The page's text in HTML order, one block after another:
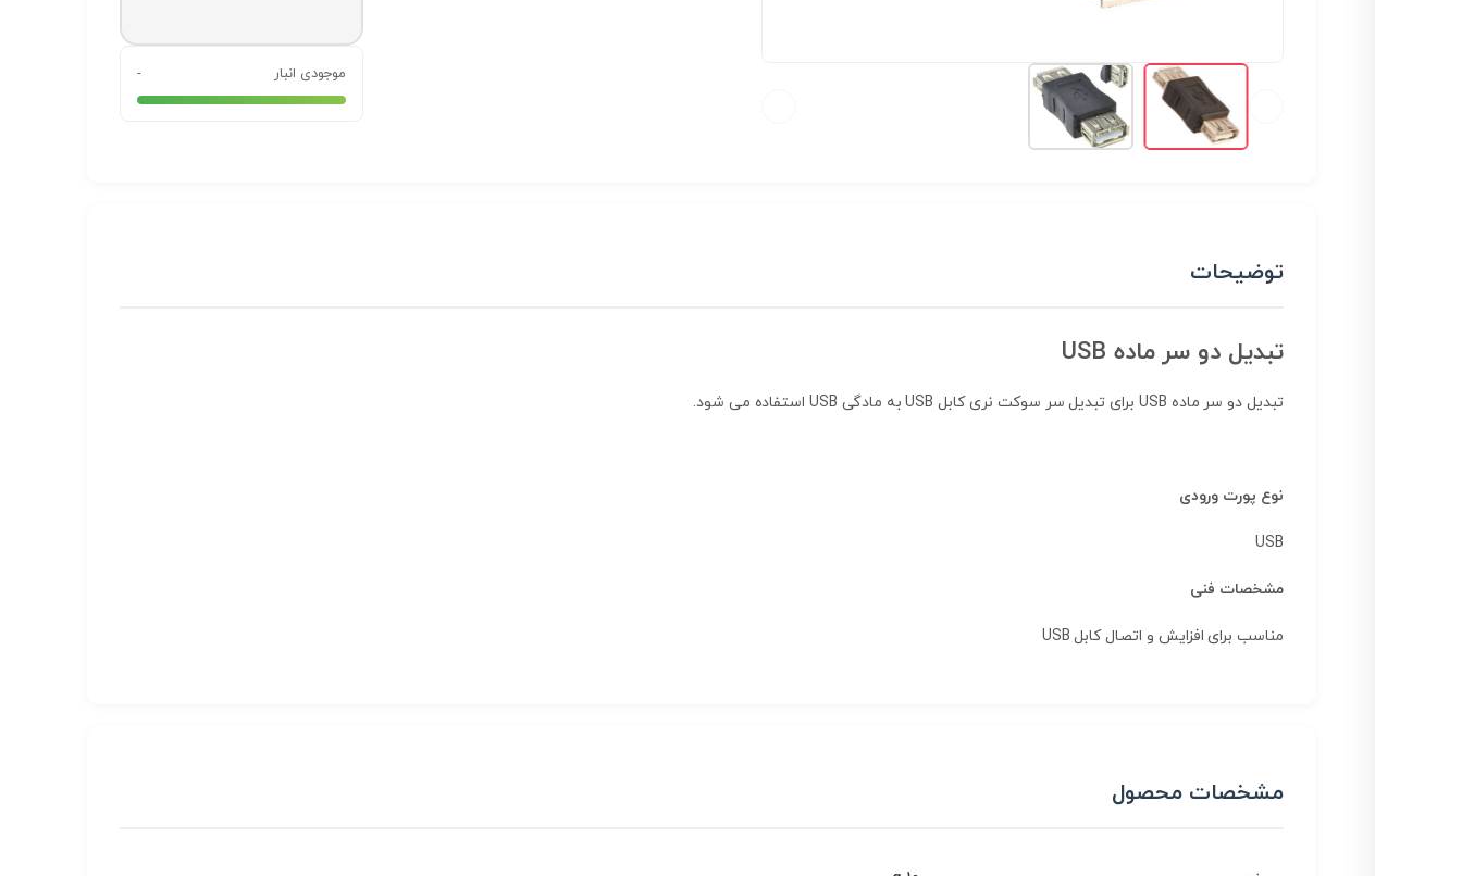
موجودی انبار -
توضیحات
تبدیل دو سر ماده USB
تبدیل دو سر ماده USB برای تبدیل سر سوکت نری کابل USB به مادگی USB استفاده می شود.
نوع پورت ورودی
USB
مشخصات فنی
مناسب برای افزایش و اتصال کابل USB
مشخصات محصول